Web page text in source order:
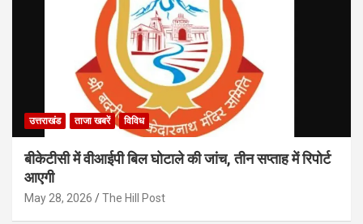
उत्तराखंड ताजा खबरें विविध
बीकेटीसी में वीआईपी बिल घोटाले की जांच, तीन सप्ताह में रिपोर्ट
आएगी
May 28, 2026 The Hill Post